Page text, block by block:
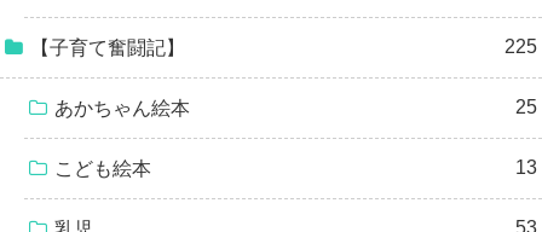
【子育て奮闘記】 225
あかちゃん絵本 25
こども絵本 13
53